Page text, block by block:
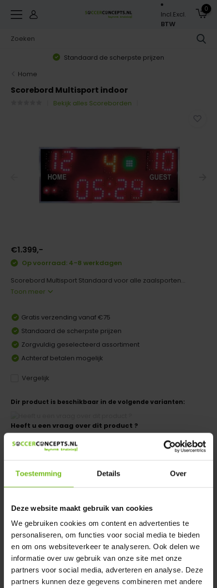
Toestemming Details Over
Deze website maakt gebruik van cookies
We gebruiken cookies om content en advertenties te
personaliseren, om functies voor social media te bieden
en om ons websiteverkeer te analyseren. Ook delen we
informatie over uw gebruik van onze site met onze
partners voor social media, adverteren en analyse. Deze
partners kunnen deze gegevens combineren met andere
Incl.Excl.
BTW
0
Standaard de scherpste prijzen
Home
Scorebord Multisport indoor
Bekijk alles Scoreborden
€1.399,-
Op voorraad: 4-8 werkdagen
Scorebord Multisport Standaard voor alle zaalsporten...
Toon meer
Gratis verzending vanaf €75
Standaard de scherpste prijzen
Zorgvuldig geselecteerd assortiment
Achteraf betalen mogelijk
Vergelijk
Dir product is beschikbaar in de volgende varianten:
Heeft u een vraag over dit product ?
We helpen u graag met meer informatie
Verstuur email
Productomschrijving
Specificaties
Reviews
Delen